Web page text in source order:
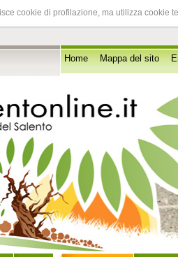
cookie di profilazione, ma utilizza cookie
Home Mappa del sito